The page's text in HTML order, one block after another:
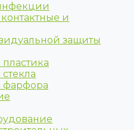
и
защиты
фарфора